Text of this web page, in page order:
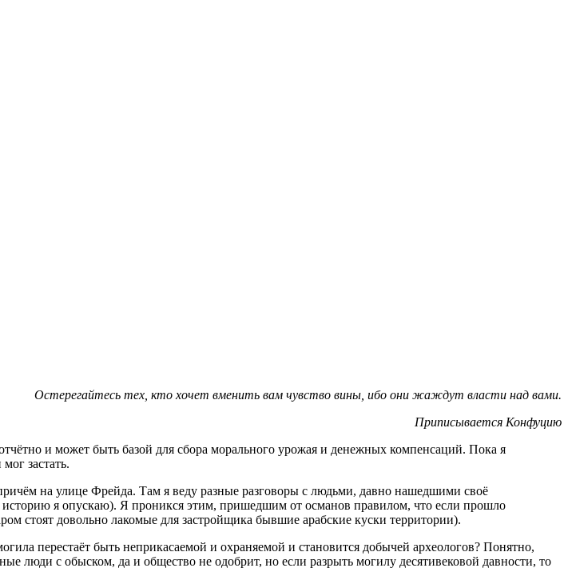
Остерегайтесь тех, кто хочет вменить вам чувство вины, ибо они жаждут власти над вами.
Приписывается Конфуцию
и может быть базой для сбора морального урожая и денежных компенсаций. Пока я
застать.
на улице Фрейда. Там я веду разные разговоры с людьми, давно нашедшими своё
я опускаю). Я проникся этим, пришедшим от османов правилом, что если прошло
стоят довольно лакомые для застройщика бывшие арабские куски территории).
перестаёт быть неприкасаемой и охраняемой и становится добычей археологов? Понятно,
люди с обыском, да и общество не одобрит, но если разрыть могилу десятивековой давности, то